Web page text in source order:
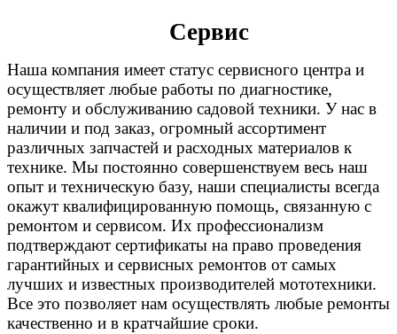
Сервис
Наша компания имеет статус сервисного центра и
осуществляет любые работы по диагностике,
ремонту и обслуживанию садовой техники. У нас в
наличии и под заказ, огромный ассортимент
различных запчастей и расходных материалов к
технике. Мы постоянно совершенствуем весь наш
опыт и техническую базу, наши специалисты всегда
окажут квалифицированную помощь, связанную с
ремонтом и сервисом. Их профессионализм
подтверждают сертификаты на право проведения
гарантийных и сервисных ремонтов от самых
лучших и известных производителей мототехники.
Все это позволяет нам осуществлять любые ремонты
качественно и в кратчайшие сроки.